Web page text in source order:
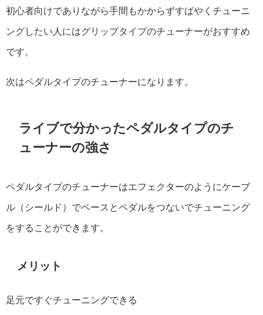
初心者向けでありながら手間もかからずすばやくチューニ
ングしたい人にはグリップタイプのチューナーがおすすめ
です。
次はペダルタイプのチューナーになります。
ライブで分かったペダルタイプのチ
ューナーの強さ
ペダルタイプのチューナーはエフェクターのようにケーブ
ル（シールド）でベースとペダルをつないでチューニング
をすることができます。
メリット
足元ですぐチューニングできる